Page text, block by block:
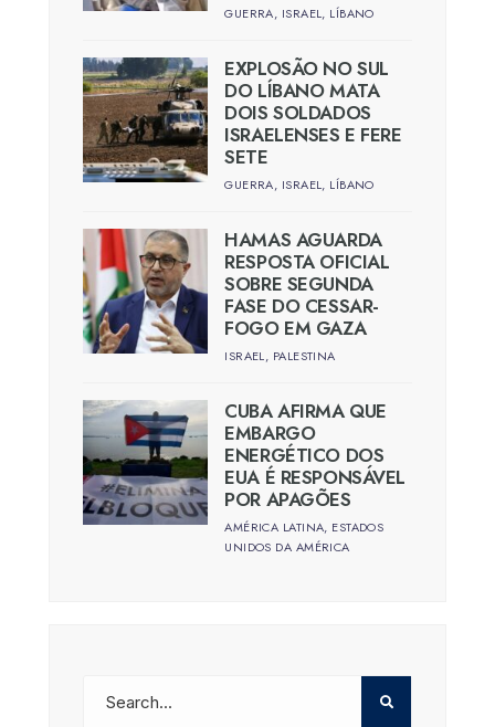
GUERRA, ISRAEL, LÍBANO
EXPLOSÃO NO SUL
DO LÍBANO MATA
DOIS SOLDADOS
ISRAELENSES E FERE
SETE
GUERRA, ISRAEL, LÍBANO
HAMAS AGUARDA
RESPOSTA OFICIAL
SOBRE SEGUNDA
FASE DO CESSAR-
FOGO EM GAZA
ISRAEL, PALESTINA
CUBA AFIRMA QUE
EMBARGO
ENERGÉTICO DOS
EUA É RESPONSÁVEL
POR APAGÕES
AMÉRICA LATINA, ESTADOS
UNIDOS DA AMÉRICA